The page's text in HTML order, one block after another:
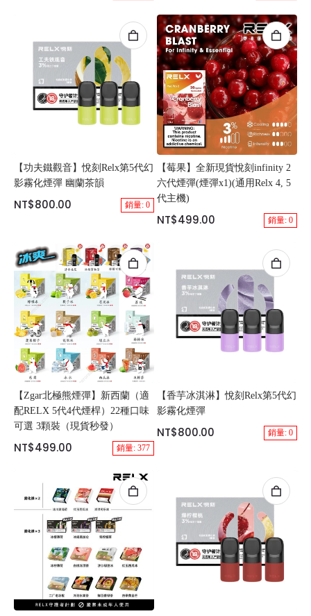
【功夫鐵觀音】悅刻Relx第5代幻
影霧化煙彈 幽蘭茶韻
NT$800.00 銷量: 0
【莓果】全新現貨悅刻infinity 2
六代煙彈(煙彈x1)(通用Relx 4, 5
代主機)
NT$499.00 銷量: 0
【Zgar北極熊煙彈】新西蘭（適
配RELX 5代4代煙桿）22種口味
可選 3顆裝（現貨秒發）
NT$499.00 銷量: 377
【香芋冰淇淋】悅刻Relx第5代幻
影霧化煙彈
NT$800.00 銷量: 0